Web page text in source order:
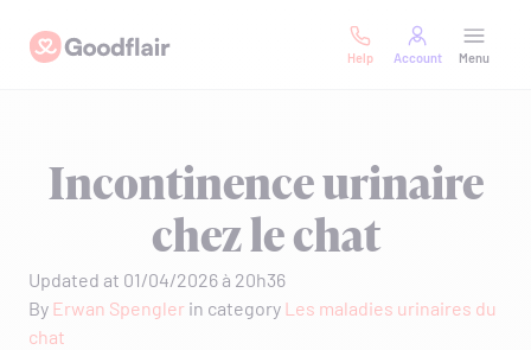
content
Goodflair
Help Account Menu
Incontinence urinaire
chez le chat
Updated at 01/04/2026 à 20h36
By Erwan Spengler in category Les maladies urinaires du
chat